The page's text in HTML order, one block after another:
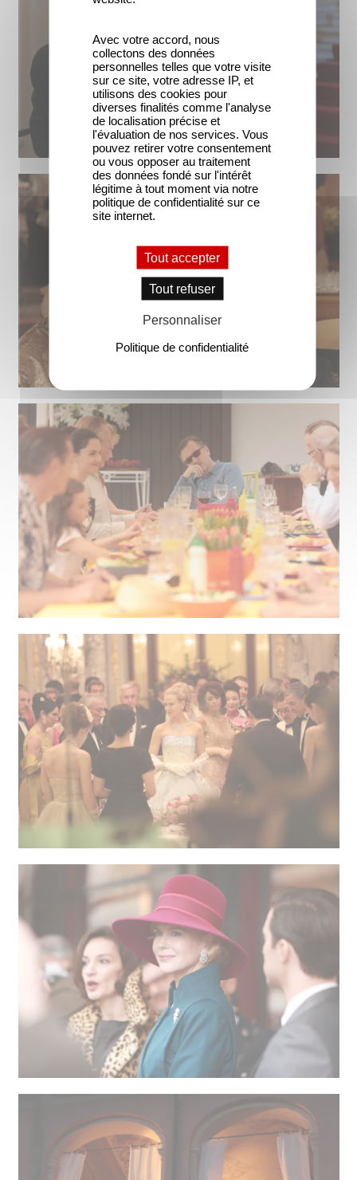
Avec votre accord, nous
collectons des données
personnelles telles que votre visite
sur ce site, votre adresse IP, et
utilisons des cookies pour
diverses finalités comme l'analyse
de localisation précise et
l'évaluation de nos services. Vous
pouvez retirer votre consentement
ou vous opposer au traitement
des données fondé sur l'intérêt
légitime à tout moment via notre
politique de confidentialité sur ce
site internet.
Tout accepter
Tout refuser
Personnaliser
Politique de confidentialité